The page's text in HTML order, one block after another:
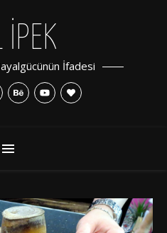
İPEK
İfadesi